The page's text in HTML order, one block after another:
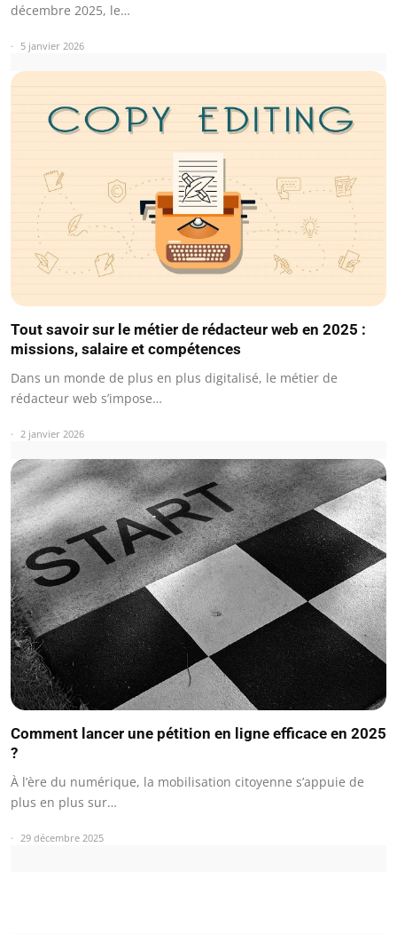
décembre 2025, le…
5 janvier 2026
Tout savoir sur le métier de rédacteur web en 2025 :
missions, salaire et compétences
Dans un monde de plus en plus digitalisé, le métier de
rédacteur web s’impose…
2 janvier 2026
Comment lancer une pétition en ligne efficace en 2025
?
À l’ère du numérique, la mobilisation citoyenne s’appuie de
plus en plus sur…
29 décembre 2025